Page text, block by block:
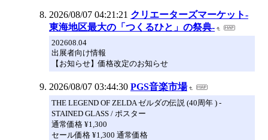
2026/08/07 04:21:21 クリエーターズマーケット-
東海地区最大の「つくるひと」の祭典-
202608.04
出展者向け情報
【お知らせ】価格改定のお知らせ
2026/08/07 03:44:30 PGS音楽市場
THE LEGEND OF ZELDA ゼルダの伝説 (40周年 ) -
STAINED GLASS / ポスター
通常価格 ¥1,300
セール価格 ¥1,300 通常価格